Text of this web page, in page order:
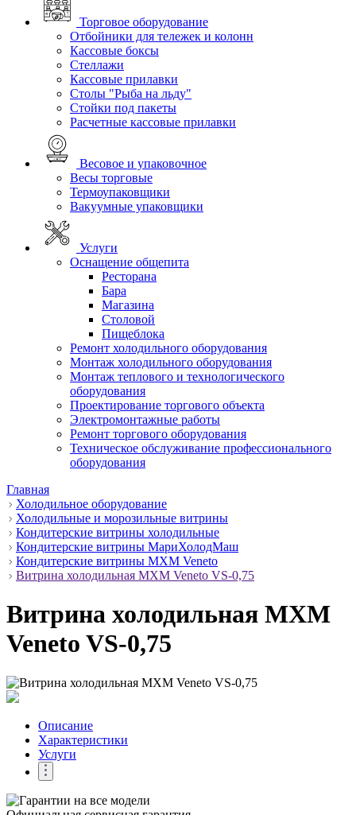
Торговое оборудование
Отбойники для тележек и колонн
Кассовые боксы
Стеллажи
Кассовые прилавки
Столы "Рыба на льду"
Стойки под пакеты
Расчетные кассовые прилавки
Весовое и упаковочное
Весы торговые
Термоупаковщики
Вакуумные упаковщики
Услуги
Оснащение общепита
Ресторана
Бара
Магазина
Столовой
Пищеблока
Ремонт холодильного оборудования
Монтаж холодильного оборудования
Монтаж теплового и технологического
оборудования
Проектирование торгового объекта
Электромонтажные работы
Ремонт торгового оборудования
Техническое обслуживание профессионального
оборудования
Главная
Холодильное оборудование
Холодильные и морозильные витрины
Кондитерские витрины холодильные
Кондитерские витрины МариХолодМаш
Кондитерские витрины МХМ Veneto
Витрина холодильная МХМ Veneto VS-0,75
Витрина холодильная МХМ
Veneto VS-0,75
Описание
Характеристики
Услуги